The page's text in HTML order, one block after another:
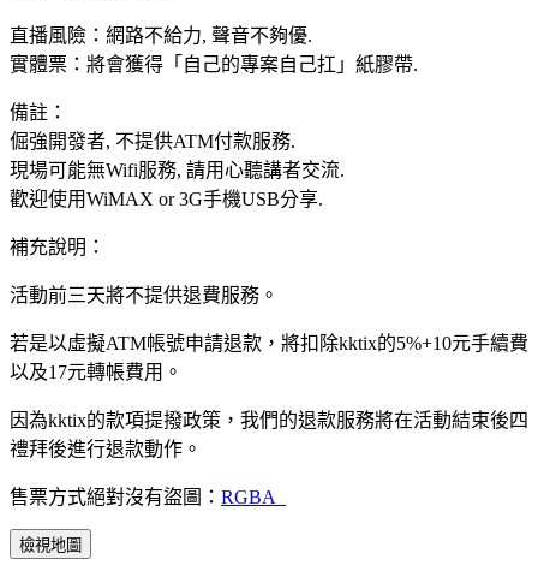
直播風險：網路不給力, 聲音不夠優.
實體票：將會獲得「自己的專案自己扛」紙膠帶.
備註：
倔強開發者, 不提供ATM付款服務.
現場可能無Wifi服務, 請用心聽講者交流.
歡迎使用WiMAX or 3G手機USB分享.
補充說明：
活動前三天將不提供退費服務。
若是以虛擬ATM帳號申請退款，將扣除kktix的5%+10元手續費
以及17元轉帳費用。
因為kktix的款項提撥政策，我們的退款服務將在活動結束後四
禮拜後進行退款動作。
售票方式絕對沒有盜圖： RGBA_
檢視地圖